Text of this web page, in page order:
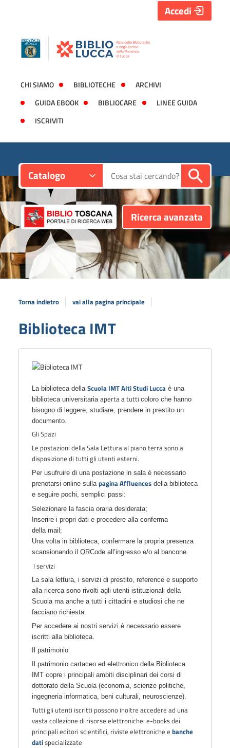
CHI SIAMO BIBLIOTECHE
ARCHIVI
GUIDA EBOOK
BIBLIOCARE
LINEE GUIDA
ISCRIVITI
Accedi
Catalogo Cerca su "Catalogo"
Ricerca avanzata
Torna indietro vai alla pagina principale
Biblioteca IMT
La biblioteca della Scuola IMT Alti Studi Lucca è una
biblioteca universitaria aperta a tutti coloro che hanno
bisogno di leggere, studiare, prendere in prestito un
documento.
Gli Spazi
Le postazioni della Sala Lettura al piano terra sono a
disposizione di tutti gli utenti esterni.
Per usufruire di una postazione in sala è necessario
prenotarsi online sulla pagina Affluencesdella biblioteca
e seguire pochi, semplici passi:
Selezionare la fascia oraria desiderata;
Inserire i propri dati e procedere alla conferma
della mail;
Una volta in biblioteca, confermare la propria presenza
scansionando il QRCode all’ingresso e/o al bancone.
I servizi
La sala lettura, i servizi di prestito, reference e supporto
alla ricerca sono rivolti agli utenti istituzionali della
Scuola ma anche a tutti i cittadini e studiosi che ne
facciano richiesta.
Per accedere ai nostri servizi è necessario essere
iscritti alla biblioteca.
Il patrimonio
Il patrimonio cartaceo ed elettronico della Biblioteca
IMT copre i principali ambiti disciplinari dei corsi di
dottorato della Scuola (economia, scienze politiche,
ingegneria informatica, beni culturali, neuroscienze).
Tutti gli utenti iscritti possono inoltre accedere ad una
vasta collezione di risorse elettroniche: e-booksdei
principali editori scientifici, riviste elettroniche e banche
datispecializzate